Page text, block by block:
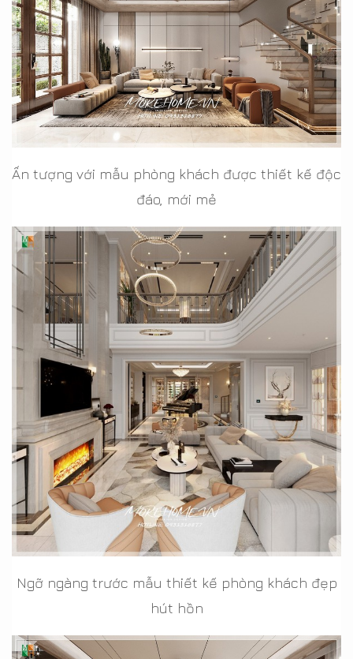
Ấn tượng với mẫu phòng khách được thiết kế độc
đáo, mới mẻ
Ngỡ ngàng trước mẫu thiết kế phòng khách đẹp
hút hồn